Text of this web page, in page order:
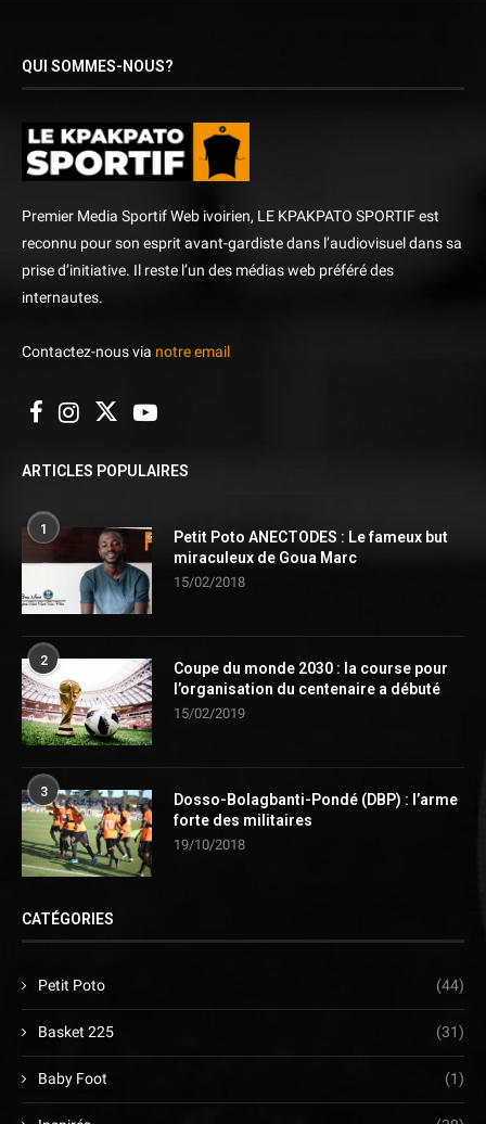
QUI SOMMES-NOUS?
Premier Media Sportif Web ivoirien, LE KPAKPATO SPORTIF est
reconnu pour son esprit avant-gardiste dans l’audiovisuel dans sa
prise d’initiative. Il reste l’un des médias web préféré des
internautes.
Contactez-nous via notre email
ARTICLES POPULAIRES
1
Petit Poto ANECTODES : Le fameux but
miraculeux de Goua Marc
15/02/2018
2
Coupe du monde 2030 : la course pour
l’organisation du centenaire a débuté
15/02/2019
3
Dosso-Bolagbanti-Pondé (DBP) : l’arme
forte des militaires
19/10/2018
CATÉGORIES
Petit Poto (44)
Basket 225 (31)
Baby Foot (1)